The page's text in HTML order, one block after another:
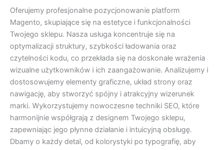
Oferujemy profesjonalne pozycjonowanie platform
Magento, skupiające się na estetyce i funkcjonalności
Twojego sklepu. Nasza usługa koncentruje się na
optymalizacji struktury, szybkości ładowania oraz
czytelności kodu, co przekłada się na doskonałe wrażenia
wizualne użytkowników i ich zaangażowanie. Analizujemy i
dostosowujemy elementy graficzne, układ strony oraz
nawigację, aby stworzyć spójny i atrakcyjny wizerunek
marki. Wykorzystujemy nowoczesne techniki SEO, które
harmonijnie współgrają z designem Twojego sklepu,
zapewniając jego płynne działanie i intuicyjną obsługę.
Dbamy o każdy detal, od kolorystyki po typografię, aby